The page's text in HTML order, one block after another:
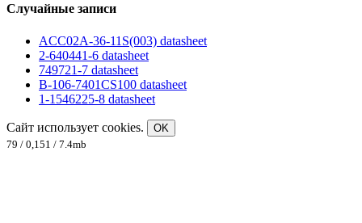
Случайные записи
ACC02A-36-11S(003) datasheet
2-640441-6 datasheet
749721-7 datasheet
B-106-7401CS100 datasheet
1-1546225-8 datasheet
Сайт использует cookies.
OK
79 / 0,151 / 7.4mb